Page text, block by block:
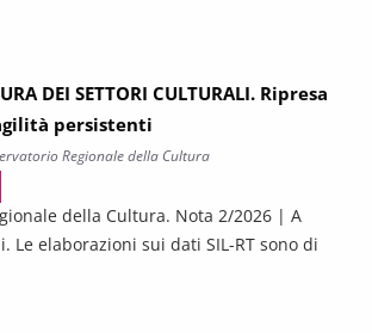
DEI SETTORI CULTURALI. Ripresa
persistenti
Regionale della Cultura
della Cultura. Nota 2/2026 | A
Le elaborazioni sui dati SIL-RT sono di
DEI SETTORI CULTURALI. Ripresa selettiva e